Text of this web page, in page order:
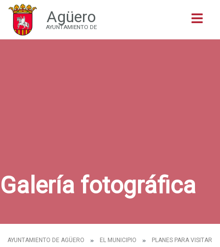
Agüero
AYUNTAMIENTO DE
Galería fotográfica
AYUNTAMIENTO DE AGÜERO EL MUNICIPIO PLANES PARA VISITAR